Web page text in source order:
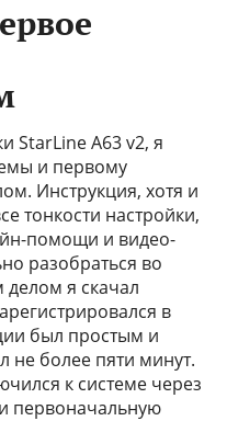
StarLine A63 v2, я
и первому
Инструкция, хотя и
тонкости настройки,
помощи и видео-
разобраться во
я скачал
в
был простым и
не более пяти минут.
к системе через
первоначальную